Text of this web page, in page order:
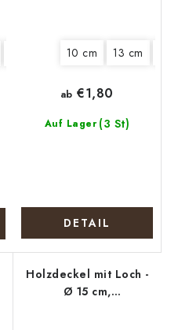
18 cm 20 cm
10 cm 13 cm
Auf Lager (3 St)
ab €1,80
DETAIL
Holzdeckel mit Loch -
Ø 15 cm,